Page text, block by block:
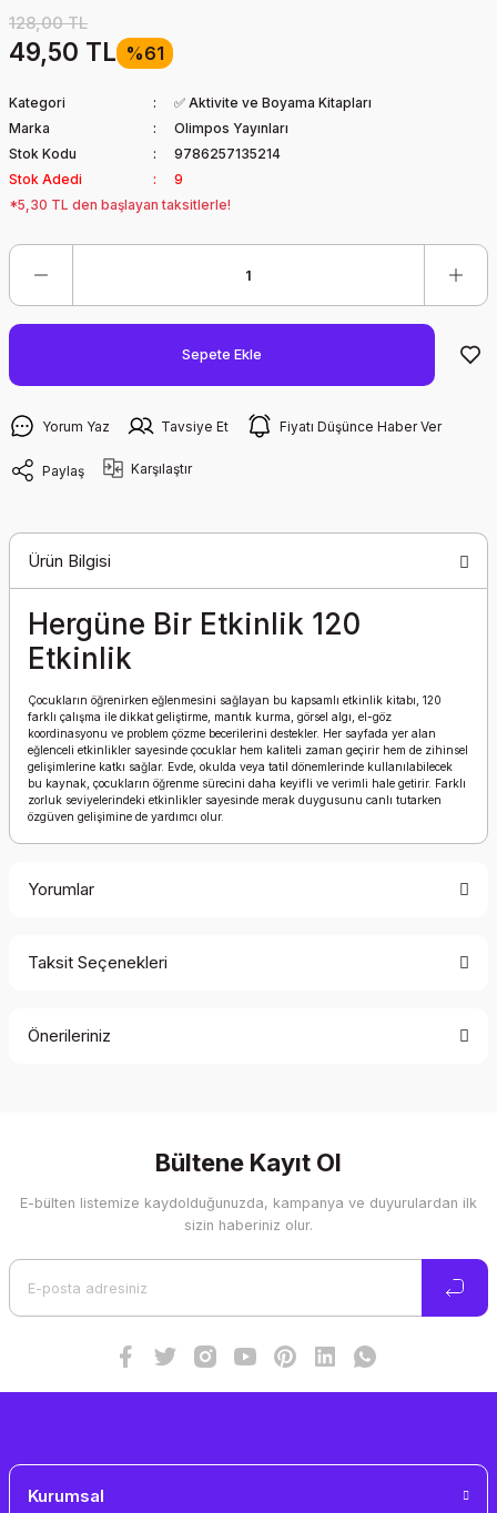
128,00 TL
49,50 TL %61
Kategori
✅ Aktivite ve Boyama Kitapları
Marka
Olimpos Yayınları
Stok Kodu
9786257135214
Stok Adedi
9
*5,30 TL den başlayan taksitlerle!
Sepete Ekle
Yorum Yaz Tavsiye Et Fiyatı Düşünce Haber Ver
Paylaş Karşılaştır
Ürün Bilgisi
Hergüne Bir Etkinlik 120
Etkinlik
Çocukların öğrenirken eğlenmesini sağlayan bu kapsamlı etkinlik kitabı, 120
farklı çalışma ile dikkat geliştirme, mantık kurma, görsel algı, el-göz
koordinasyonu ve problem çözme becerilerini destekler. Her sayfada yer alan
eğlenceli etkinlikler sayesinde çocuklar hem kaliteli zaman geçirir hem de zihinsel
gelişimlerine katkı sağlar. Evde, okulda veya tatil dönemlerinde kullanılabilecek
bu kaynak, çocukların öğrenme sürecini daha keyifli ve verimli hale getirir. Farklı
zorluk seviyelerindeki etkinlikler sayesinde merak duygusunu canlı tutarken
özgüven gelişimine de yardımcı olur.
Yorumlar
Taksit Seçenekleri
Önerileriniz
Görüş ve önerileriniz için teşekkür ederiz.
Ürün resmi kalitesiz, bozuk veya görüntülenemiyor.
Bültene Kayıt Ol
E-bülten listemize kaydolduğunuzda, kampanya ve duyurulardan ilk
sizin haberiniz olur.
Kurumsal